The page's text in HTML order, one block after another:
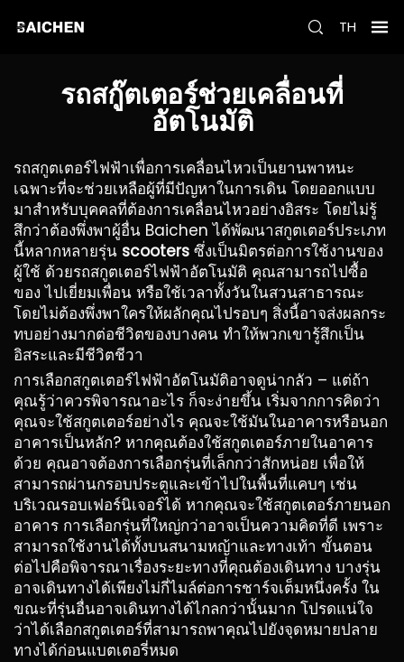
TH
รถสกู๊ตเตอร์ช่วยเคลื่อนที่
อัตโนมัติ
รถสกูตเตอร์ไฟฟ้าเพื่อการเคลื่อนไหวเป็นยานพาหนะ
เฉพาะที่จะช่วยเหลือผู้ที่มีปัญหาในการเดิน โดยออกแบบ
มาสำหรับบุคคลที่ต้องการเคลื่อนไหวอย่างอิสระ โดยไม่รู้
สึกว่าต้องพึ่งพาผู้อื่น Baichen ได้พัฒนาสกูตเตอร์ประเภท
นี้หลากหลายรุ่น scooters ซึ่งเป็นมิตรต่อการใช้งานของ
ผู้ใช้ ด้วยรถสกูตเตอร์ไฟฟ้าอัตโนมัติ คุณสามารถไปซื้อ
ของ ไปเยี่ยมเพื่อน หรือใช้เวลาทั้งวันในสวนสาธารณะ
โดยไม่ต้องพึ่งพาใครให้ผลักคุณไปรอบๆ สิ่งนี้อาจส่งผลกระ
ทบอย่างมากต่อชีวิตของบางคน ทำให้พวกเขารู้สึกเป็น
อิสระและมีชีวิตชีวา
การเลือกสกูตเตอร์ไฟฟ้าอัตโนมัติอาจดูน่ากลัว – แต่ถ้า
คุณรู้ว่าควรพิจารณาอะไร ก็จะง่ายขึ้น เริ่มจากการคิดว่า
คุณจะใช้สกูตเตอร์อย่างไร คุณจะใช้มันในอาคารหรือนอก
อาคารเป็นหลัก? หากคุณต้องใช้สกูตเตอร์ภายในอาคาร
ด้วย คุณอาจต้องการเลือกรุ่นที่เล็กกว่าสักหน่อย เพื่อให้
สามารถผ่านกรอบประตูและเข้าไปในพื้นที่แคบๆ เช่น
บริเวณรอบเฟอร์นิเจอร์ได้ หากคุณจะใช้สกูตเตอร์ภายนอก
อาคาร การเลือกรุ่นที่ใหญ่กว่าอาจเป็นความคิดที่ดี เพราะ
สามารถใช้งานได้ทั้งบนสนามหญ้าและทางเท้า ขั้นตอน
ต่อไปคือพิจารณาเรื่องระยะทางที่คุณต้องเดินทาง บางรุ่น
อาจเดินทางได้เพียงไม่กี่ไมล์ต่อการชาร์จเต็มหนึ่งครั้ง ใน
ขณะที่รุ่นอื่นอาจเดินทางได้ไกลกว่านั้นมาก โปรดแน่ใจ
ว่าได้เลือกสกูตเตอร์ที่สามารถพาคุณไปยังจุดหมายปลาย
ทางได้ก่อนแบตเตอรี่หมด